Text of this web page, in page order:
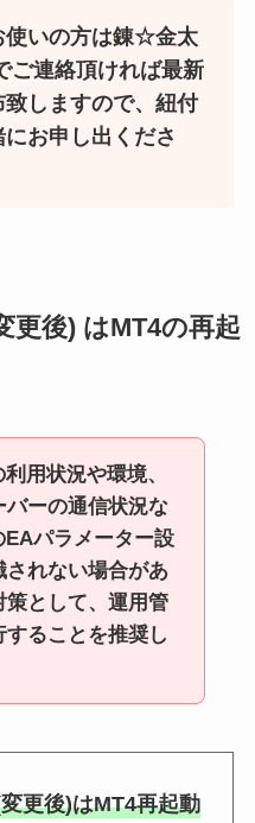
使いの方は錬☆金太
ご連絡頂ければ最新
しますので、紐付
お申し出くださ
更後) はMT4の再起
用状況や環境、
バーの通信状況な
EAパラメーター設
されない場合があ
策として、運用管
ることを推奨し
更後)はMT4再起動